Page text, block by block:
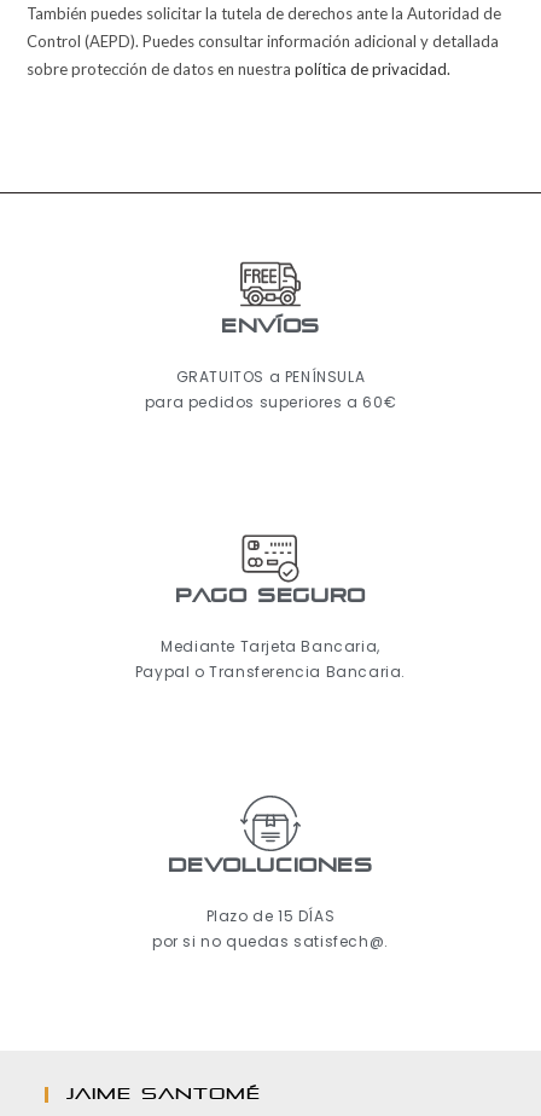
También puedes solicitar la tutela de derechos ante la Autoridad de
Control (AEPD). Puedes consultar información adicional y detallada
sobre protección de datos en nuestrapolítica de privacidad.
ENVÍOS
GRATUITOS a PENÍNSULA
para pedidos superiores a 60€
pago seguro
Mediante Tarjeta Bancaria,
Paypal o Transferencia Bancaria.
Devoluciones
Plazo de 15 DÍAS
por si no quedas satisfech@.
JAIME SANTOMÉ